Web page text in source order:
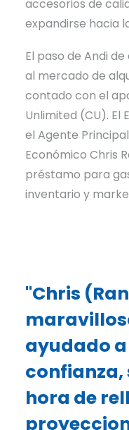
accesorios de
expandirse hacia
El paso de Andi
al mercado de
contado con el
Unlimited (CU). El
el Agente
Económico Chris
préstamo para
inventario y
"Chris
ayudado
confianza,
hora de